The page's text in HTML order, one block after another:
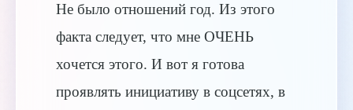
Не было отношений год. Из этого
факта следует, что мне ОЧЕНЬ
хочется этого. И вот я готова
проявлять инициативу в соцсетях, в